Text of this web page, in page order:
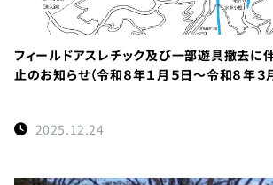
フィールドアスレチック及び一部遊具撤去に
止のお知らせ（令和８年１月５日～令和８年３
2025.12.24